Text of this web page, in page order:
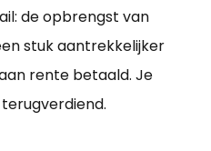
de opbrengst van
stuk aantrekkelijker
rente betaald. Je